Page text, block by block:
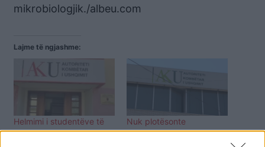
mikrobiologjik./albeu.com
Lajme të ngjashme:
Helmimi i studentëve të
Akademisë së Sigurisë/
Nuk plotësonte
standardet higjeno-